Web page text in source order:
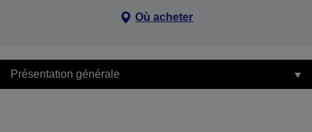
Où acheter
Présentation générale